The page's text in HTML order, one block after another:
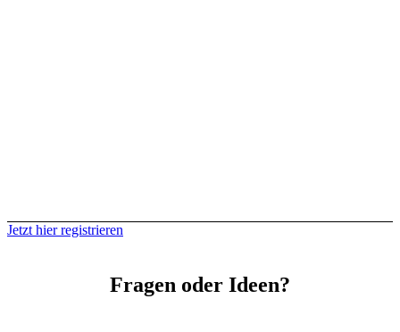
Jetzt hier registrieren
Fragen oder Ideen?